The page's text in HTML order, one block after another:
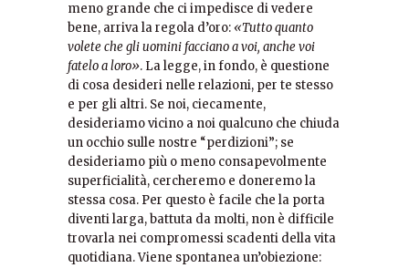
meno grande che ci impedisce di vedere
bene, arriva la regola d’oro:«Tutto quanto
volete che gli uomini facciano a voi, anche voi
fatelo a loro». La legge, in fondo, è questione
di cosa desideri nelle relazioni, per te stesso
e per gli altri. Se noi, ciecamente,
desideriamo vicino a noi qualcuno che chiuda
un occhio sulle nostre “perdizioni”; se
desideriamo più o meno consapevolmente
superficialità, cercheremo e doneremo la
stessa cosa. Per questo è facile che la porta
diventi larga, battuta da molti, non è difficile
trovarla nei compromessi scadenti della vita
quotidiana. Viene spontanea un’obiezione: